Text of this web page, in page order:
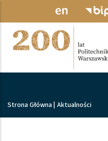
Przejdź do treści
Ścieżka nawigacyjna
Strona Główna Aktualności